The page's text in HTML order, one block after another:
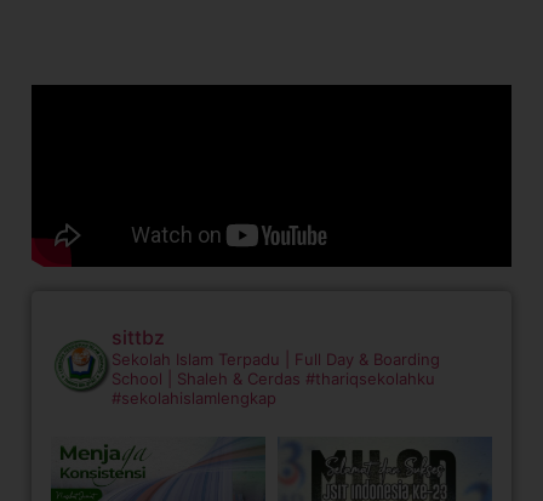
sittbz
Sekolah Islam Terpadu | Full Day & Boarding
School | Shaleh & Cerdas #thariqsekolahku
#sekolahislamlengkap